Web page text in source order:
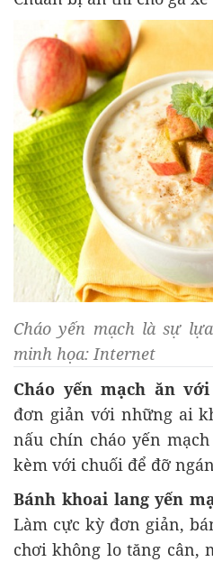
Cháo yến mạch là sự
minh họa: Internet
Cháo yến mạch ăn
đơn giản với những ai
nấu chín cháo yến
kèm với chuối để đỡ
Bánh khoai lang yến
Làm cực kỳ đơn giản,
chơi không lo tăng cân,